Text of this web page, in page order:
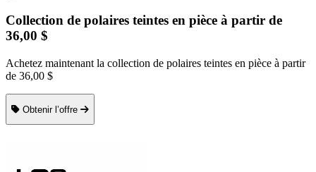
Collection de polaires teintes en pièce à partir de
36,00 $
Achetez maintenant la collection de polaires teintes en pièce à partir
de 36,00 $
Obtenir l’offre